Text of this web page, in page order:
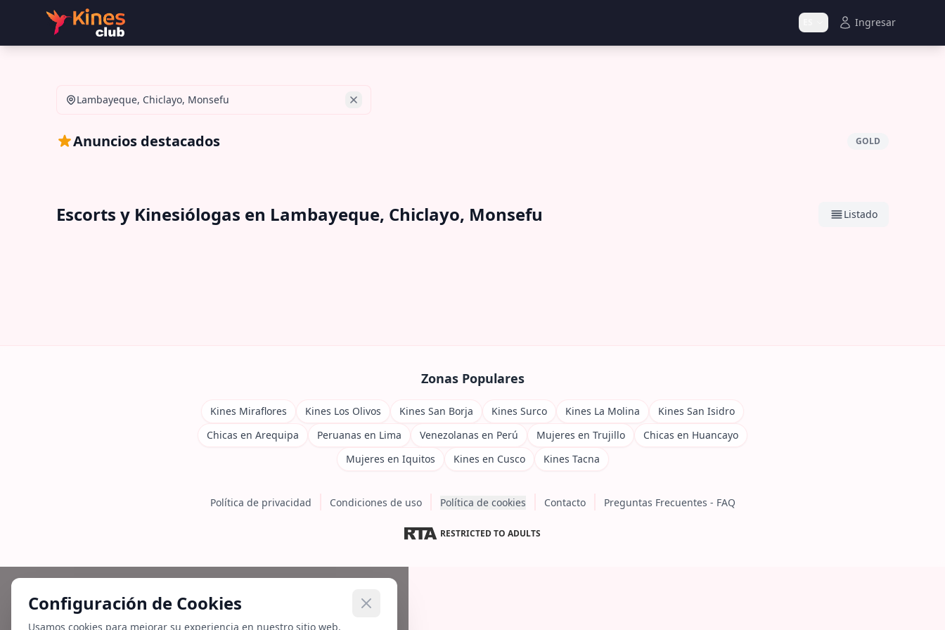
Ingresar
Lambayeque, Chiclayo, Monsefu
Anuncios destacados GOLD
Escorts y Kinesiólogas en Lambayeque, Chiclayo, Monsefu Listado
Zonas Populares
Kines Miraflores Kines Los Olivos Kines San Borja Kines Surco Kines La Molina
Kines San Isidro
Chicas en Arequipa
Peruanas en Lima Venezolanas en Perú Mujeres en Trujillo
Chicas en Huancayo
Mujeres en Iquitos
Kines en Cusco Kines Tacna
Política de privacidad Condiciones de uso Política de cookies Contacto Preguntas Frecuentes - FAQ
RESTRICTED TO ADULTS
Configuración de Cookies
Usamos cookies para mejorar su experiencia en nuestro sitio web.